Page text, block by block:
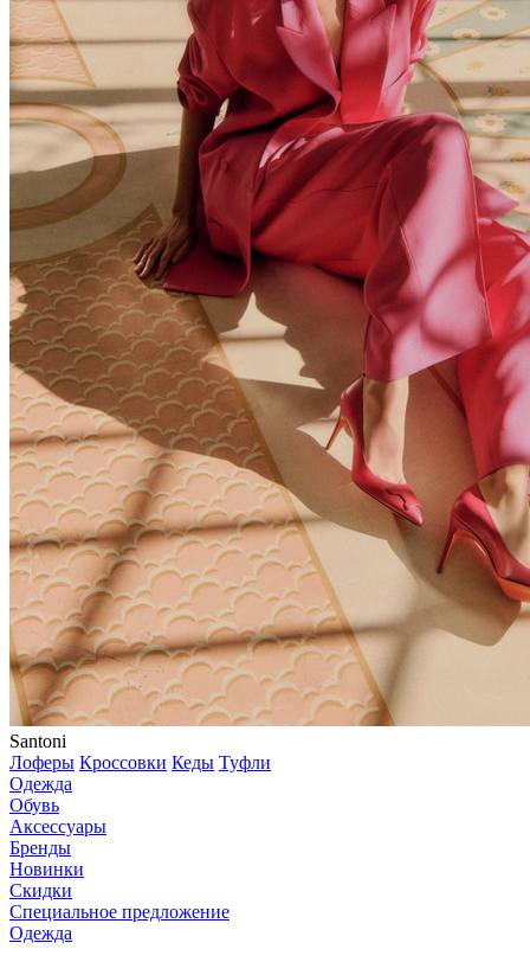
Santoni
Лоферы Кроссовки Кеды Туфли
Одежда
Обувь
Аксессуары
Бренды
Новинки
Скидки
Специальное предложение
Одежда